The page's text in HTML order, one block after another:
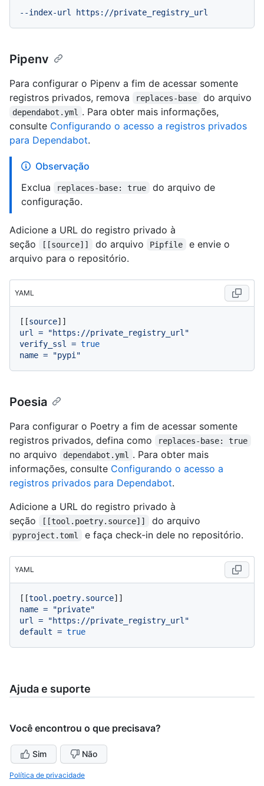
--index-url https://private_registry_url
Pipenv
Para configurar o Pipenv a fim de acessar somente
registros privados, remova
replaces-base do arquivo
dependabot.yml
. Para obter mais informações,
consulte Configurando o acesso a registros privados
para Dependabot.
Observação
Exclua
replaces-base: true
do arquivo de
configuração.
Adicione a URL do registro privado à
seção
[[source]] do arquivo Pipfile
e envie o
arquivo para o repositório.
YAML
[[source
url
=
"https://private_registry_url"
verify_ssl
= true
name = "pypi"
Poesia
Para configurar o Poetry a fim de acessar somente
registros privados, defina como
replaces-base: true
no arquivo dependabot.yml
. Para obter mais
informações, consulte Configurando o acesso a
registros privados para Dependabot.
Adicione a URL do registro privado à
seção
[[tool.poetry.source]] do arquivo
pyproject.toml e faça check-in dele no repositório.
YAML
[[tool.poetry.source
name =
"private"
url
=
"https://private_registry_url"
default = true
Ajuda e suporte
Você encontrou o que precisava?
Sim Não
Política de privacidade